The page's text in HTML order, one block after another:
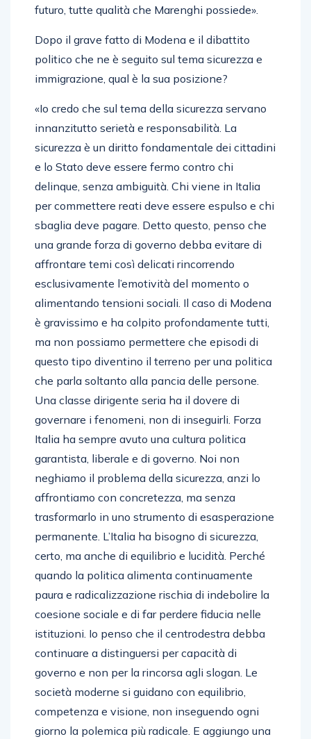
futuro, tutte qualità che Marenghi possiede».
Dopo il grave fatto di Modena e il dibattito
politico che ne è seguito sul tema sicurezza e
immigrazione, qual è la sua posizione?
«Io credo che sul tema della sicurezza servano
innanzitutto serietà e responsabilità. La
sicurezza è un diritto fondamentale dei cittadini
e lo Stato deve essere fermo contro chi
delinque, senza ambiguità. Chi viene in Italia
per commettere reati deve essere espulso e chi
sbaglia deve pagare. Detto questo, penso che
una grande forza di governo debba evitare di
affrontare temi così delicati rincorrendo
esclusivamente l’emotività del momento o
alimentando tensioni sociali. Il caso di Modena
è gravissimo e ha colpito profondamente tutti,
ma non possiamo permettere che episodi di
questo tipo diventino il terreno per una politica
che parla soltanto alla pancia delle persone.
Una classe dirigente seria ha il dovere di
governare i fenomeni, non di inseguirli. Forza
Italia ha sempre avuto una cultura politica
garantista, liberale e di governo. Noi non
neghiamo il problema della sicurezza, anzi lo
affrontiamo con concretezza, ma senza
trasformarlo in uno strumento di esasperazione
permanente. L’Italia ha bisogno di sicurezza,
certo, ma anche di equilibrio e lucidità. Perché
quando la politica alimenta continuamente
paura e radicalizzazione rischia di indebolire la
coesione sociale e di far perdere fiducia nelle
istituzioni. Io penso che il centrodestra debba
continuare a distinguersi per capacità di
governo e non per la rincorsa agli slogan. Le
società moderne si guidano con equilibrio,
competenza e visione, non inseguendo ogni
giorno la polemica più radicale. E aggiungo una